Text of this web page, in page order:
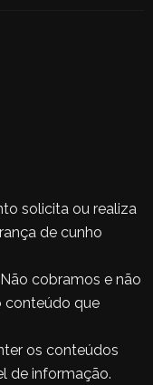
solicita ou realiza
de cunho
cobramos e não
conteúdo que
os conteúdos
de informação.